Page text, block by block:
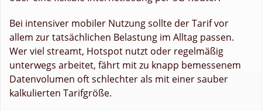
Bei intensiver mobiler Nutzung sollte der Tarif vor
allem zur tatsächlichen Belastung im Alltag passen.
Wer viel streamt, Hotspot nutzt oder regelmäßig
unterwegs arbeitet, fährt mit zu knapp bemessenem
Datenvolumen oft schlechter als mit einer sauber
kalkulierten Tarifgröße.